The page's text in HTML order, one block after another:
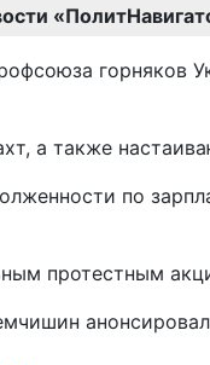
горняков
а также
по
протестным